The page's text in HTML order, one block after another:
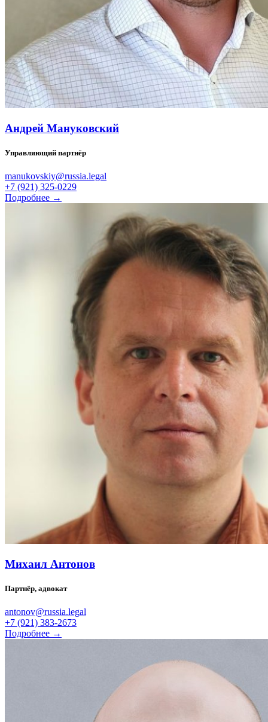
Андрей Мануковский
Управляющий партнёр
manukovskiy@russia.legal
+7 (921) 325-0229
Подробнее →
Михаил Антонов
Партнёр, адвокат
antonov@russia.legal
+7 (921) 383-2673
Подробнее →